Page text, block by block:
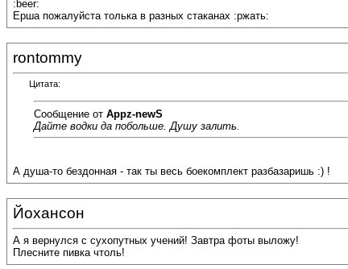
:beer:
Ерша пожалуйста толька в разных стаканах :ржать:
rontommy
Цитата:
Сообщение от Appz-newS
Дайте водки да побольше. Душу залить.
А душа-то бездонная - так ты весь боекомплект разбазаришь :) !
Йохансон
А я вернулся с сухопутных учений! Завтра фоты выложу!
Плесните пивка чтоль!